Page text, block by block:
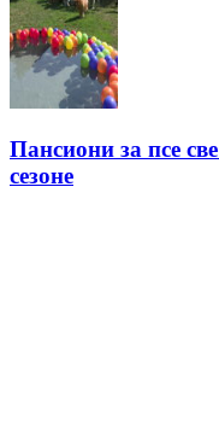
Пансиони за псе
сезоне